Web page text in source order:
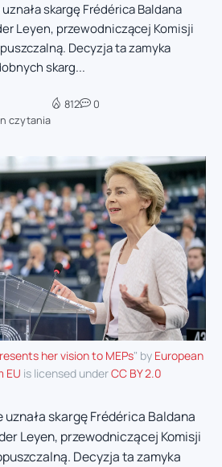
skargę Frédérica Baldana
Leyen, przewodniczącej Komisji
Decyzja ta zamyka
skarg...
czytania
812 0
her vision to MEPs" by European
EU is licensed underCC BY 2.0
uznała skargę Frédérica Baldana
Leyen, przewodniczącej Komisji
Decyzja ta zamyka